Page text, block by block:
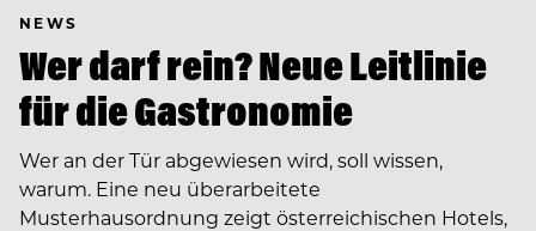
NEWS
Wer darf rein? Neue Leitlinie
für die Gastronomie
Wer an der Tür abgewiesen wird, soll wissen,
warum. Eine neu überarbeitete
Musterhausordnung zeigt österreichischen Hotels,